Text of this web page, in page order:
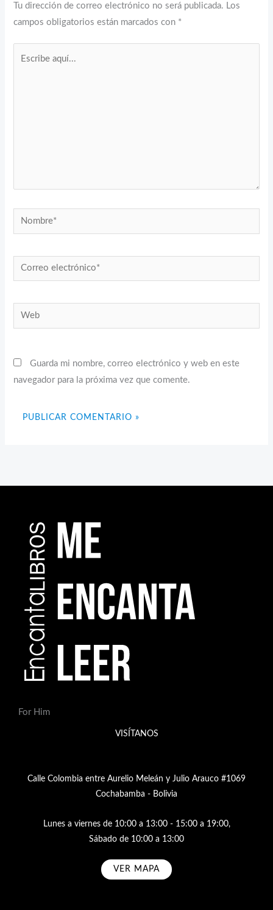
Tu dirección de correo electrónico no será publicada. Los
campos obligatorios están marcados con *
Nombre*
Correo
electrónico*
Web
Guarda mi nombre, correo electrónico y web en este
navegador para la próxima vez que comente.
For Him
VISÍTANOS
Calle Colombia entre Aurelio Meleán y Julio Arauco #1069
Cochabamba - Bolivia
Lunes a viernes de 10:00 a 13:00 - 15:00 a 19:00,
Sábado de 10:00 a 13:00
VER MAPA